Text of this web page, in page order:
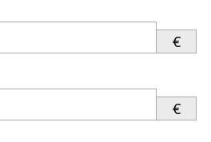
€
€